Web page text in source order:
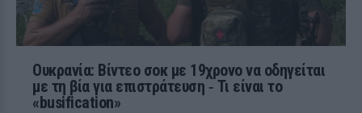
Ουκρανία: Βίντεο σοκ με 19χρονο να οδηγείται
με τη βία για επιστράτευση ‑ Τι είναι το
«busification»